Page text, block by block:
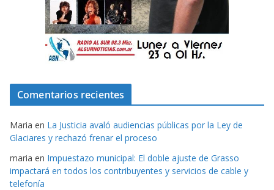
Comentarios recientes
Maria en La Justicia avaló audiencias públicas por la Ley de
Glaciares y rechazó frenar el proceso
maria en Impuestazo municipal: El doble ajuste de Grasso
impactará en todos los contribuyentes y servicios de cable y
telefonía